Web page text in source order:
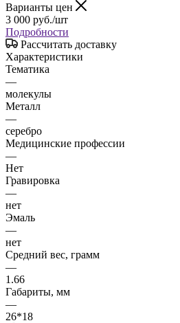
Варианты цен
3 000 руб./шт
Подробности
Рассчитать доставку
Характеристики
Тематика
—
молекулы
Металл
—
серебро
Медицинские профессии
—
Нет
Гравировка
—
нет
Эмаль
—
нет
Средний вес, грамм
—
1.66
Габариты, мм
—
26*18